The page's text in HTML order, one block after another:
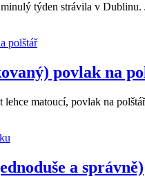
týden strávila v
povlak na
matoucí, povlak na
a správně)